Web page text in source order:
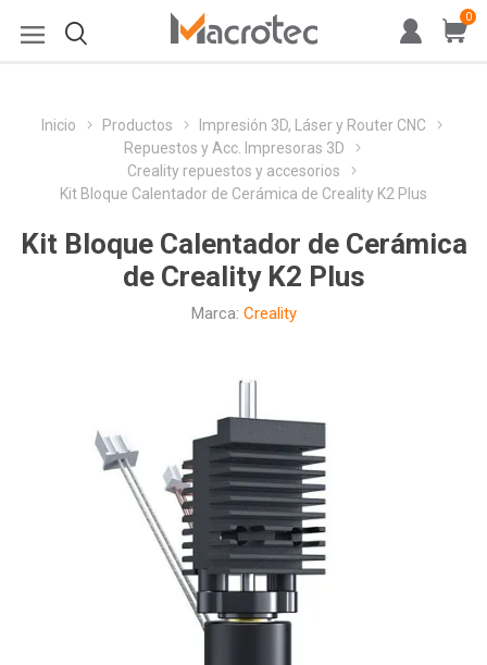
0
Inicio Productos
Impresión 3D, Láser y Router CNC
Repuestos y Acc. Impresoras 3D
Creality repuestos y accesorios
Kit Bloque Calentador de Cerámica de Creality K2 Plus
Kit Bloque Calentador de Cerámica
de Creality K2 Plus
Marca: Creality